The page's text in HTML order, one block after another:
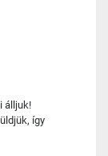
álljuk!
így